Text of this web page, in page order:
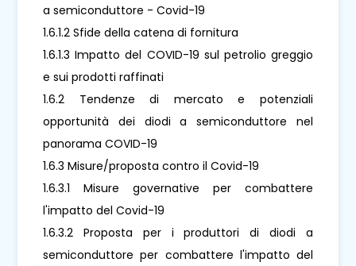
a semiconduttore - Covid-19
1.6.1.2 Sfide della catena di fornitura
1.6.1.3 Impatto del COVID-19 sul petrolio greggio
e sui prodotti raffinati
1.6.2 Tendenze di mercato e potenziali
opportunità dei diodi a semiconduttore nel
panorama COVID-19
1.6.3 Misure/proposta contro il Covid-19
1.6.3.1 Misure governative per combattere
l'impatto del Covid-19
1.6.3.2 Proposta per i produttori di diodi a
semiconduttore per combattere l'impatto del